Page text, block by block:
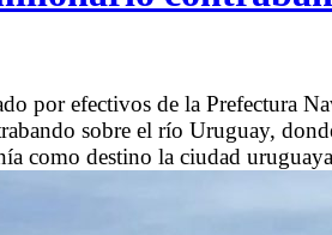
por efectivos de la Prefectura
sobre el río Uruguay,
como destino la ciudad